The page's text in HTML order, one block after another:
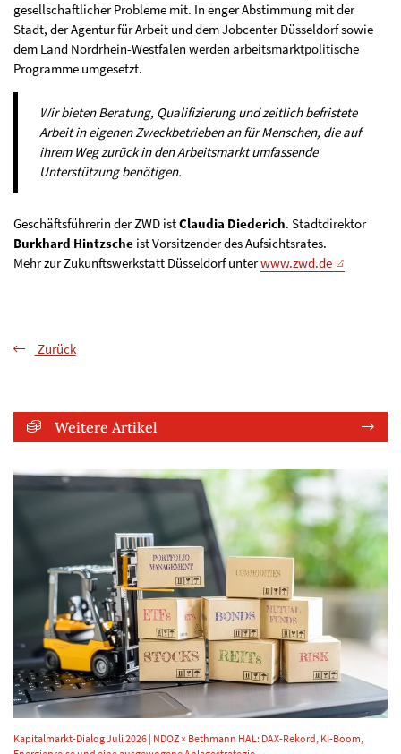
gesellschaftlicher Probleme mit. In enger Abstimmung mit der
Stadt, der Agentur für Arbeit und dem Jobcenter Düsseldorf sowie
dem Land Nordrhein-Westfalen werden arbeitsmarktpolitische
Programme umgesetzt.
Wir bieten Beratung, Qualifizierung und zeitlich befristete
Arbeit in eigenen Zweckbetrieben an für Menschen, die auf
ihrem Weg zurück in den Arbeitsmarkt umfassende
Unterstützung benötigen.
Geschäftsführerin der ZWD istClaudia Diederich. Stadtdirektor
Burkhard Hintzsche ist Vorsitzender des Aufsichtsrates.
Mehr zur Zukunftswerkstatt Düsseldorf unterwww.zwd.de
Zurück
Weitere Artikel
Kapitalmarkt-Dialog Juli 2026 | NDOZ × Bethmann HAL: DAX-Rekord, KI-Boom,